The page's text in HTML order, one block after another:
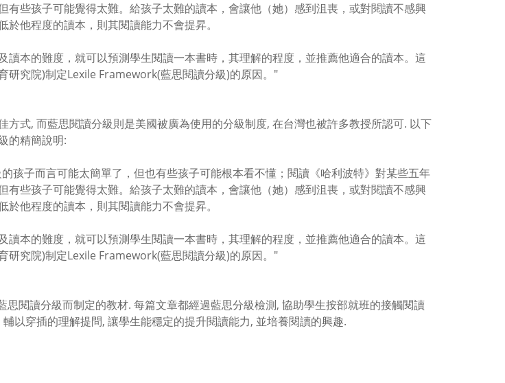
有些孩子可能覺得太難。給孩子太難的讀本，會讓他（她）感到沮喪，或對閱讀不感興
於他程度的讀本，則其閱讀能力不會提昇。
讀本的難度，就可以預測學生閱讀一本書時，其理解的程度，並推薦他適合的讀本。這
研究院)制定Lexile Framework(藍思閱讀分級)的原因。"
方式, 而藍思閱讀分級則是美國被廣為使用的分級制度, 在台灣也被許多教授所認可. 以下
的精簡說明:
孩子而言可能太簡單了，但也有些孩子可能根本看不懂；閱讀《哈利波特》對某些五年
有些孩子可能覺得太難。給孩子太難的讀本，會讓他（她）感到沮喪，或對閱讀不感興
於他程度的讀本，則其閱讀能力不會提昇。
讀本的難度，就可以預測學生閱讀一本書時，其理解的程度，並推薦他適合的讀本。這
研究院)制定Lexile Framework(藍思閱讀分級)的原因。"
閱讀分級而制定的教材. 每篇文章都經過藍思分級檢測, 協助學生按部就班的接觸閱讀
以穿插的理解提問, 讓學生能穩定的提升閱讀能力, 並培養閱讀的興趣.